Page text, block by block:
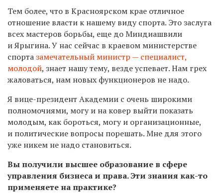
Тем более, что в Красноярском крае отличное
отношение власти к нашему виду спорта. Это заслуга
всех мастеров борьбы, еще до Миндиашвили
и Ярыгина. У нас сейчас в краевом министерстве
спортазамечательный министр — специалист,
молодой, знает нашу тему, везде успевает. Нам грех
жаловаться, нам новых функционеров не надо.
Я вице-президент Академии с очень широкими
полномочиями, могу и на ковер выйти показать
молодым, как бороться, могу и организационные,
и политические вопросы порешать. Мне для этого
уже никем не надо становиться.
Вы получили высшее образование в сфере
управления бизнеса и права. Эти знания как-то
применяете на практике?